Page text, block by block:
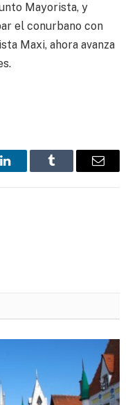
Mayorista, y
el conurbano con
Maxi, ahora avanza
LinkedInTumblr
Correo